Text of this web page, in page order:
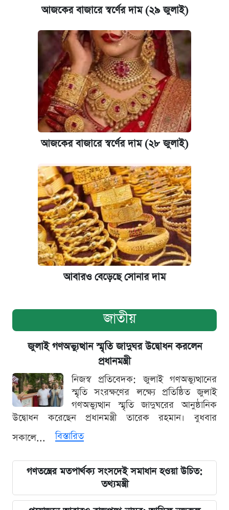
আজকের বাজারে স্বর্ণের দাম (২৯ জুলাই)
আজকের বাজারে স্বর্ণের দাম (২৮ জুলাই)
আবারও বেড়েছে সোনার দাম
জাতীয়
জুলাই গণঅভ্যুত্থান স্মৃতি জাদুঘর উদ্বোধন করলেন
প্রধানমন্ত্রী
নিজস্ব প্রতিবেদক: জুলাই গণঅভ্যুত্থানের
স্মৃতি সংরক্ষণের লক্ষ্যে প্রতিষ্ঠিত জুলাই
গণঅভ্যুত্থান স্মৃতি জাদুঘরের আনুষ্ঠানিক
উদ্বোধন করেছেন প্রধানমন্ত্রী তারেক রহমান। বুধবার
সকালে...
বিস্তারিত
গণতন্ত্রের মতপার্থক্য সংসদেই সমাধান হওয়া উচিত:
তথ্যমন্ত্রী